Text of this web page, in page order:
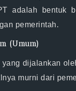
adalah bentuk
pemerintah.
(Umum)
dijalankan
murni dari